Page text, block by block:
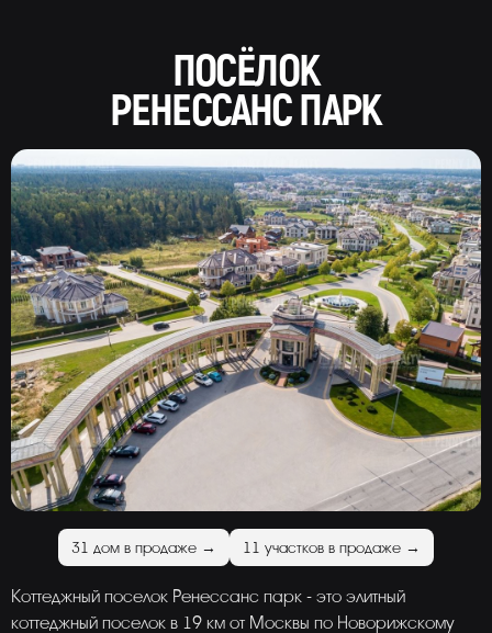
ПОСЁЛОК
РЕНЕССАНС ПАРК
31 дом в продаже → 11 участков в продаже →
Коттеджный поселок Ренессанс парк - это элитный
коттеджный поселок в 19 км от Москвы по Новорижскому